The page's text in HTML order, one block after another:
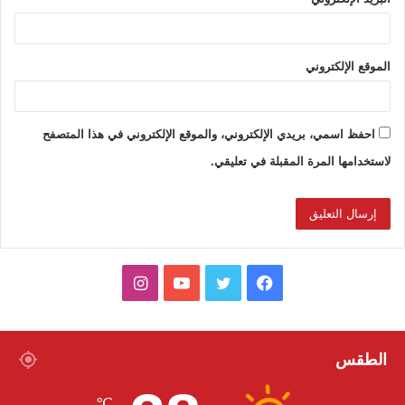
الموقع الإلكتروني
احفظ اسمي، بريدي الإلكتروني، والموقع الإلكتروني في هذا المتصفح
لاستخدامها المرة المقبلة في تعليقي.
الطقس